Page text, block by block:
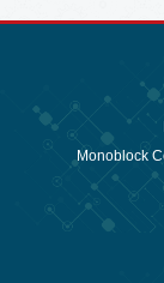
Monoblock